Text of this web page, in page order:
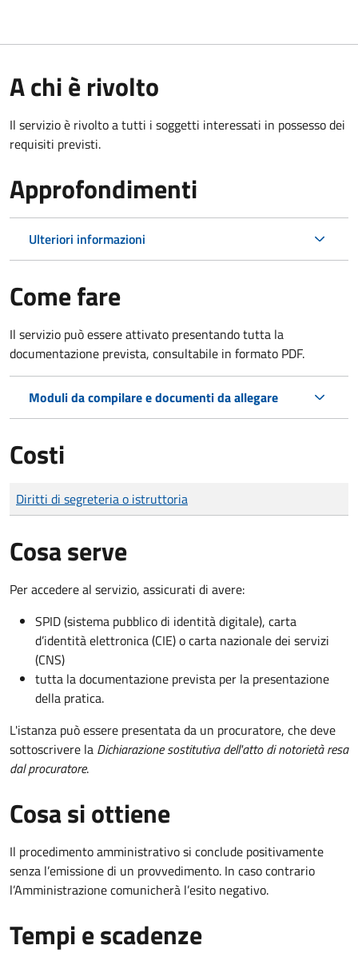
A chi è rivolto
Il servizio è rivolto a tutti i soggetti interessati in possesso dei
requisiti previsti.
Approfondimenti
Ulteriori informazioni
Come fare
Il servizio può essere attivato presentando tutta la
documentazione prevista, consultabile in formato PDF.
Moduli da compilare e documenti da allegare
Costi
Tipo di pagamento
Importo
Diritti di segreteria o istruttoria
Cosa serve
Per accedere al servizio, assicurati di avere:
SPID (sistema pubblico di identità digitale), carta
d’identità elettronica (CIE) o carta nazionale dei servizi
(CNS)
tutta la documentazione prevista per la presentazione
della pratica.
L'istanza può essere presentata da un procuratore, che deve
sottoscrivere la Dichiarazione sostitutiva dell'atto di notorietà resa
dal procuratore.
Cosa si ottiene
Il procedimento amministrativo si conclude positivamente
senza l’emissione di un provvedimento. In caso contrario
l’Amministrazione comunicherà l’esito negativo.
Tempi e scadenze